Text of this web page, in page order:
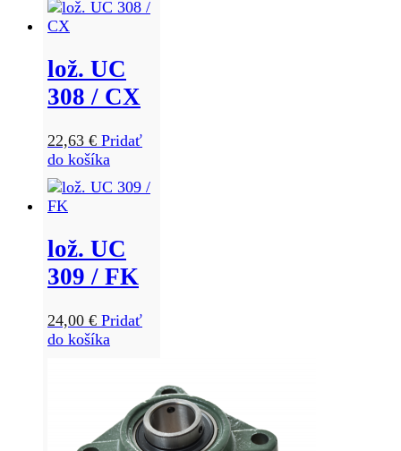
lož. UC
308 / CX
22,63 € Pridať
do košíka
lož. UC
309 / FK
24,00 € Pridať
do košíka